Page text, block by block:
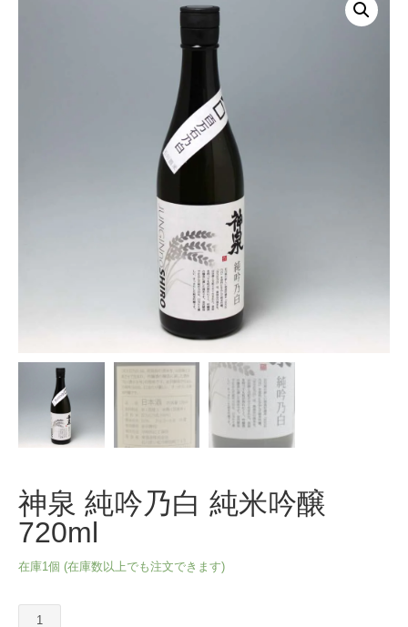
神泉 純吟乃白 純米吟醸
720ml
在庫1個 (在庫数以上でも注文できます)